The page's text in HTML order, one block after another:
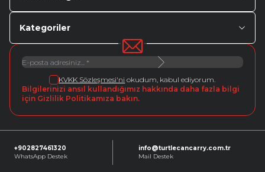
Kategoriler
KVKK Sözleşmesi'ni okudum, kabul ediyorum.
Bilgilerinizi ansıl kullandığımız hakkında daha fazla bilgi
için Gizlilik Politikamıza bakın.
+902827461320
WhatsApp Destek
info@turtlecancarry.com.tr
Mail Destek